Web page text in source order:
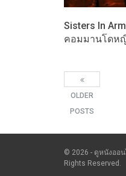
Sisters In
คอมมานโดห
OLDER
POSTS
© 2026 - ดูหนังออน
Rights Reserved.